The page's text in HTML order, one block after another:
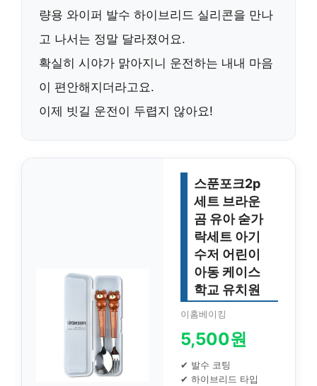
량용 와이퍼 발수 하이브리드 실리콘을 만나
고 나서는 정말 달라졌어요.
확실히 시야가 맑아지니 운전하는 내내 마음
이 편안해지더라고요.
이제 빗길 운전이 두렵지 않아요!
스푼포크2p
세트 브라운
곰 유아 숟가
락세트 아기
수저 어린이
아동 케이스
학교 유치원
이홈베이킹
5,500원
✔ 발수 코팅
✔ 하이브리드 타입